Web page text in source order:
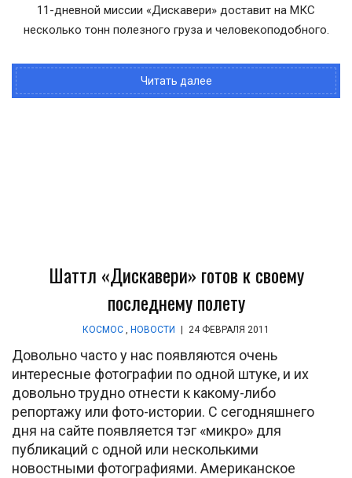
11-дневной миссии «Дискавери» доставит на МКС
несколько тонн полезного груза и человекоподобного.
Читать далее
Шаттл «Дискавери» готов к своему
последнему полету
КОСМОС , НОВОСТИ 24 ФЕВРАЛЯ 2011
Довольно часто у нас появляются очень
интересные фотографии по одной штуке, и их
довольно трудно отнести к какому-либо
репортажу или фото-истории. С сегодняшнего
дня на сайте появляется тэг «микро» для
публикаций с одной или несколькими
новостными фотографиями. Американское